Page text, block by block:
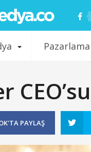
Pazarlama
PAYLAŞ